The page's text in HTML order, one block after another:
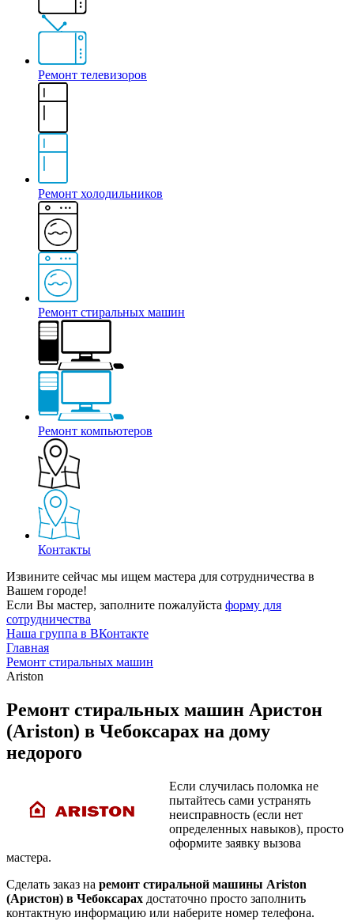
Ремонт телевизоров
Ремонт холодильников
Ремонт стиральных машин
Ремонт компьютеров
Контакты
Извините сейчас мы ищем мастера для сотрудничества в
Вашем городе!
Если Вы мастер, заполните пожалуйста форму для
сотрудничества
Наша группа в ВКонтакте
Главная
Ремонт стиральных машин
Ariston
Ремонт стиральных машин Аристон
(Ariston) в Чебоксарах на дому
недорого
Если случилась поломка не
пытайтесь сами устранять
неисправность (если нет
определенных навыков), просто
оформите заявку вызова
мастера.
Сделать заказ на ремонт стиральной машины Ariston
(Аристон) в Чебоксарах достаточно просто заполнить
контактную информацию или наберите номер телефона.